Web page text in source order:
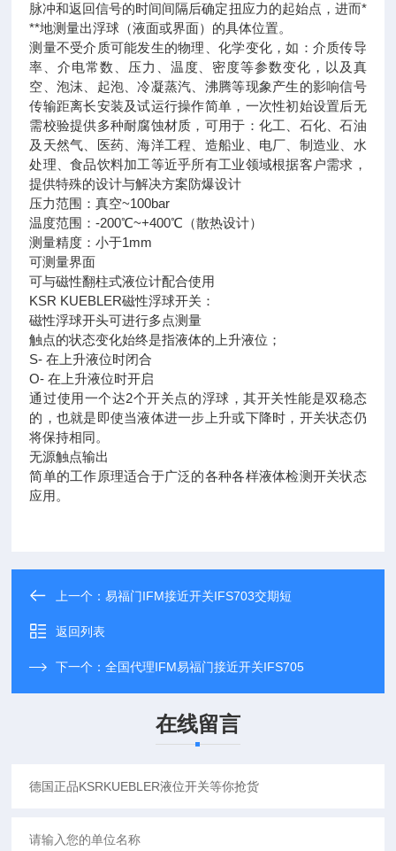
脉冲和返回信号的时间间隔后确定扭应力的起始点，进而*
**地测量出浮球（液面或界面）的具体位置。
测量不受介质可能发生的物理、化学变化，如：介质传导
率、介电常数、压力、温度、密度等参数变化，以及真
空、泡沫、起泡、冷凝蒸汽、沸腾等现象产生的影响信号
传输距离长安装及试运行操作简单，一次性初始设置后无
需校验提供多种耐腐蚀材质，可用于：化工、石化、石油
及天然气、医药、海洋工程、造船业、电厂、制造业、水
处理、食品饮料加工等近乎所有工业领域根据客户需求，
提供特殊的设计与解决方案防爆设计
压力范围：真空~100bar
温度范围：-200℃~+400℃（散热设计）
测量精度：小于1mm
可测量界面
可与磁性翻柱式液位计配合使用
KSR KUEBLER磁性浮球开关：
磁性浮球开头可进行多点测量
触点的状态变化始终是指液体的上升液位；
S- 在上升液位时闭合
O- 在上升液位时开启
通过使用一个达2个开关点的浮球，其开关性能是双稳态
的，也就是即使当液体进一步上升或下降时，开关状态仍
将保持相同。
无源触点输出
简单的工作原理适合于广泛的各种各样液体检测开关状态
应用。
上一个：易福门IFM接近开关IFS703交期短
返回列表
下一个：全国代理IFM易福门接近开关IFS705
在线留言